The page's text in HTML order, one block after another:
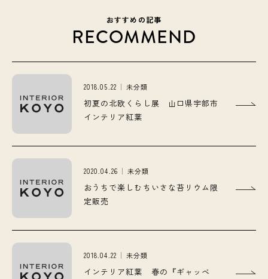
おすすめの記事
RECOMMEND
2018.05.22 未分類
初夏の北欧くらし展 山口県宇部市
インテリア紅葉
2020.04.26 未分類
おうちで楽しむちいさな苔リウム限
定販売
2018.04.22 未分類
インテリア紅葉 春の『ギャッベ